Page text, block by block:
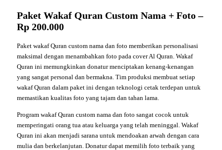
Paket Wakaf Quran Custom Nama + Foto –
Rp 200.000
Paket wakaf Quran custom nama dan foto memberikan personalisasi
maksimal dengan menambahkan foto pada cover Al Quran. Wakaf
Quran ini memungkinkan donatur menciptakan kenang-kenangan
yang sangat personal dan bermakna. Tim produksi membuat setiap
wakaf Quran dalam paket ini dengan teknologi cetak terdepan untuk
memastikan kualitas foto yang tajam dan tahan lama.
Program wakaf Quran custom nama dan foto sangat cocok untuk
memperingati orang tua atau keluarga yang telah meninggal. Wakaf
Quran ini akan menjadi sarana untuk mendoakan arwah dengan cara
mulia dan berkelanjutan. Donatur dapat memilih foto terbaik yang